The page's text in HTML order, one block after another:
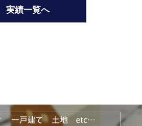
実績一覧へ